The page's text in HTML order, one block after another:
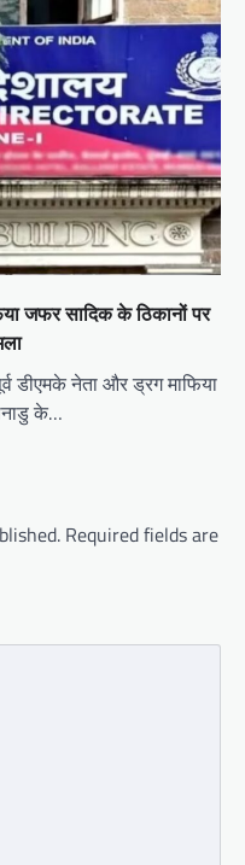
जफर सादिक के ठिकानों पर
डीएमके नेता और ड्रग माफिया
के…
Required fields are